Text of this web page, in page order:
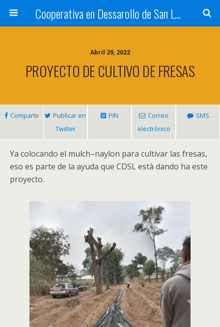
Cooperativa en Dessarollo de San Luis
Abril 29, 2022
PROYECTO DE CULTIVO DE FRESAS
Compartir
Publicar en
Twitter
PIN
Correo
electrónico
SMS
Ya colocando el mulch–naylon para cultivar las fresas,
eso es parte de la ayuda que CDSL està dando ha este
proyecto.